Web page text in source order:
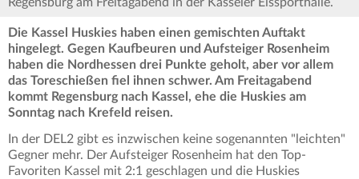
Die Kassel Huskies haben einen gemischten Auftakt
hingelegt. Gegen Kaufbeuren und Aufsteiger Rosenheim
haben die Nordhessen drei Punkte geholt, aber vor allem
das Toreschießen fiel ihnen schwer. Am Freitagabend
kommt Regensburg nach Kassel, ehe die Huskies am
Sonntag nach Krefeld reisen.
In der DEL2 gibt es inzwischen keine sogenannten "leichten"
Gegner mehr. Der Aufsteiger Rosenheim hat den Top-
Favoriten Kassel mit 2:1 geschlagen und die Huskies